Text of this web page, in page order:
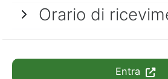
Orario di
Entra